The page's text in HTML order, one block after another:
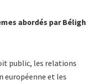
abordés par Béligh
public, les relations
et les